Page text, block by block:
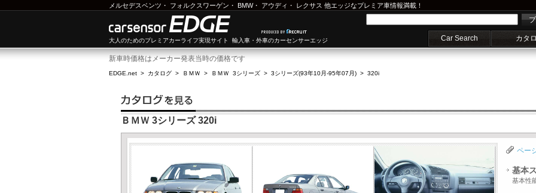
メルセデスベンツ ・ フォルクスワーゲン ・ BMW・ アウディ ・ レクサス 他エッジなプレミア車情報満載！
大人のためのプレミアカーライフ実現サイト 輸入車・外車のカーセンサーエッジ Car Search カタ
新車時価格はメーカー発表当時の価格です
EDGE.net > カタログ > ＢＭＷ > ＢＭＷ 3シリーズ > 3シリーズ(93年10月-95年07月) > 320i
ＢＭＷ 3シリーズ 320i
ペー
基本
基本性